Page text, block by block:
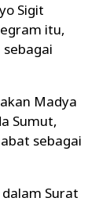
Sigit
itu,
Madya
Sumut,
sebagai
Surat